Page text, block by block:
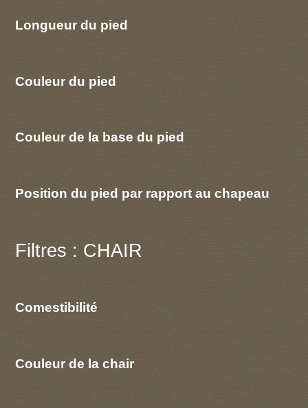
Longueur du pied
Couleur du pied
Couleur de la base du pied
Position du pied par rapport au chapeau
Filtres : CHAIR
Comestibilité
Couleur de la chair